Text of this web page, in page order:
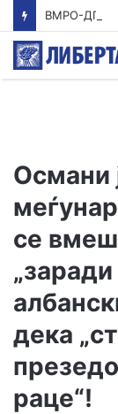
Османи
се
дека
раце“!